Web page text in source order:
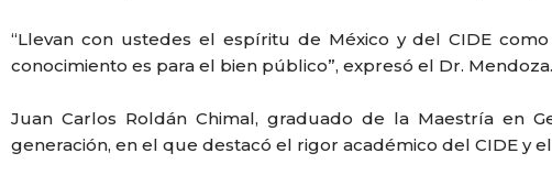
“Llevan con ustedes el espíritu de México y del CIDE
conocimiento es para el bien público”, expresó el Dr. Mendoza.
Juan Carlos Roldán Chimal, graduado de la Maestría en
generación, en el que destacó el rigor académico del CIDE y